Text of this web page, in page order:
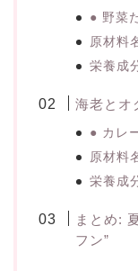
● 野菜
原材料
栄養成
海老とオ
● カレ
原材料
栄養成
まとめ:
フン”